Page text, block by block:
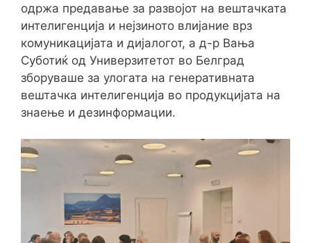
одржа предавање за развојот на вештачката
интелигенција и нејзиното влијание врз
комуникацијата и дијалогот, а д-р Вања
Суботиќ од Универзитетот во Белград
зборуваше за улогата на генеративната
вештачка интелигенција во продукцијата на
знаење и дезинформации.